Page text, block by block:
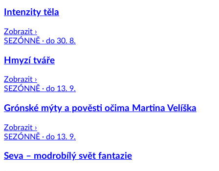
Intenzity těla
Zobrazit ›
SEZÓNNĚ · do 30. 8.
Hmyzí tváře
Zobrazit ›
SEZÓNNĚ · do 13. 9.
Grónské mýty a pověsti očima Martina Velíška
Zobrazit ›
SEZÓNNĚ · do 13. 9.
Seva – modrobílý svět fantazie